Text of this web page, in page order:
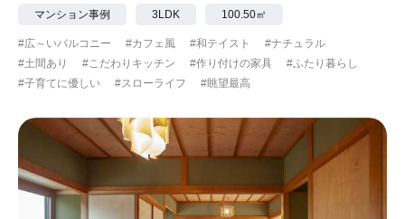
マンション事例 3LDK 100.50㎡
#広～いバルコニー #カフェ風 #和テイスト
#ナチュラル
#土間あり
#こだわりキッチン #作り付けの家具
#ふたり暮らし
#子育てに優しい
#スローライフ #眺望最高